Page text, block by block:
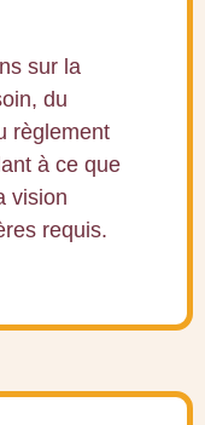
sur la
du
règlement
à ce que
vision
requis.